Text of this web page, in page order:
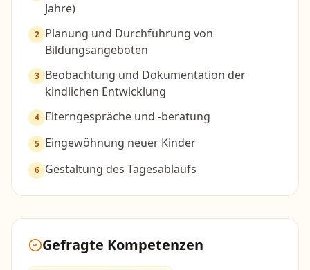
Jahre)
2 Planung und Durchführung von
Bildungsangeboten
3 Beobachtung und Dokumentation der
kindlichen Entwicklung
4 Elterngespräche und -beratung
5 Eingewöhnung neuer Kinder
6 Gestaltung des Tagesablaufs
Gefragte Kompetenzen